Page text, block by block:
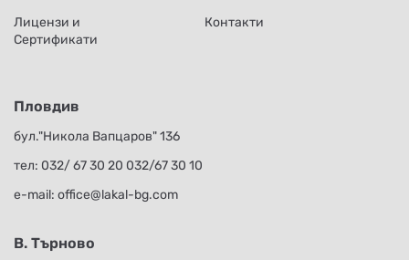
Лицензи и
Сертификати
Контакти
Пловдив
бул."Никола Вапцаров" 136
тел: 032/ 67 30 20 032/67 30 10
е-mail: office@lakal-bg.com
В. Търново